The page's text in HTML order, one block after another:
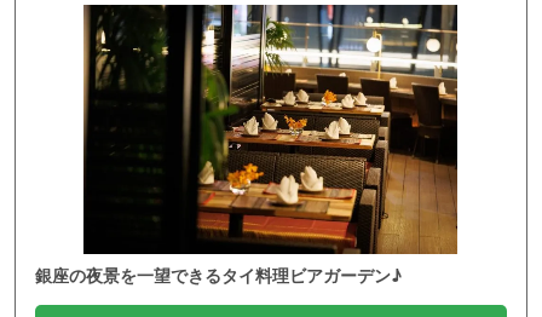
銀座の夜景を一望できるタイ料理ビアガーデン♪